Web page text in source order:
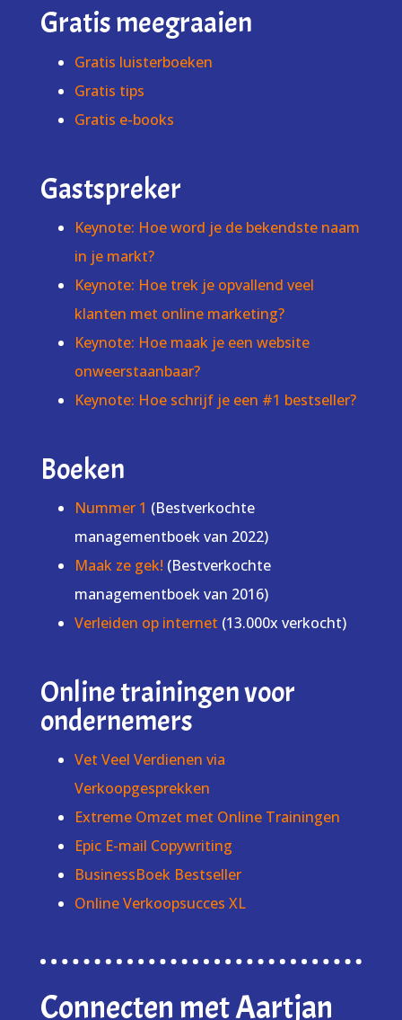
Gratis meegraaien
Gratis luisterboeken
Gratis tips
Gratis e-books
Gastspreker
Keynote: Hoe word je de bekendste naam
in je markt?
Keynote: Hoe trek je opvallend veel
klanten met online marketing?
Keynote: Hoe maak je een website
onweerstaanbaar?
Keynote: Hoe schrijf je een #1 bestseller?
Boeken
Nummer 1 (Bestverkochte
managementboek van 2022)
Maak ze gek! (Bestverkochte
managementboek van 2016)
Verleiden op internet (13.000x verkocht)
Online trainingen voor
ondernemers
Vet Veel Verdienen via
Verkoopgesprekken
Extreme Omzet met Online Trainingen
Epic E-mail Copywriting
BusinessBoek Bestseller
Online Verkoopsucces XL
Connecten met Aartjan